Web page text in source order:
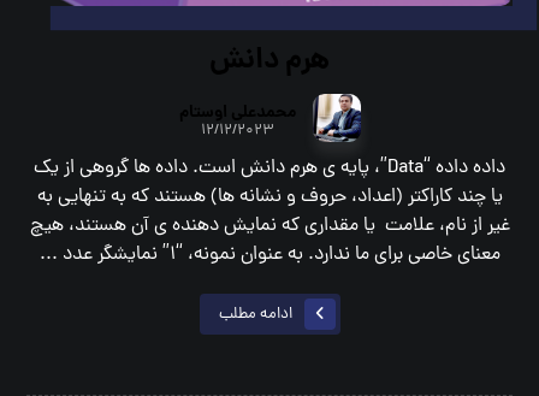
هرم دانش
محمدعلي اوستام
۱۲/۱۲/۲۰۲۳
داده داده “Data”، پايه ي هرم دانش است. داده ها گروهي از یک
یا چند کاراکتر (اعداد، حروف و نشانه ها) هستند كه به تنهايي به
غير از نام، علامت يا مقداري كه نمايش دهنده ي آن هستند،‌ هیچ
معنای خاصی برای ما ندارد. به عنوان نمونه، “1” نمايشگر عدد ...
ادامه مطلب